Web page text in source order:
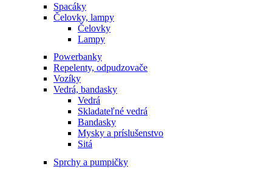
Spacáky
Čelovky, lampy
Čelovky
Lampy
Powerbanky
Repelenty, odpudzovače
Vozíky
Vedrá, bandasky
Vedrá
Skladateľné vedrá
Bandasky
Mysky a príslušenstvo
Sitá
Sprchy a pumpičky